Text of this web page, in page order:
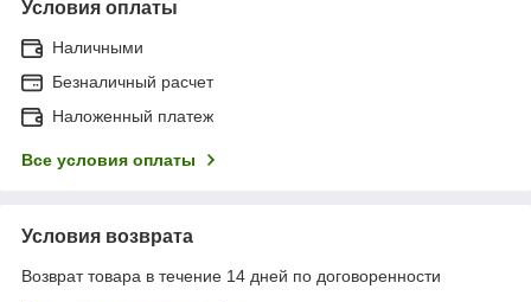
Условия оплаты
Наличными
Безналичный расчет
Наложенный платеж
Все условия оплаты
Условия возврата
Возврат товара в течение 14 дней по договоренности